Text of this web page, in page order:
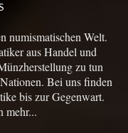
numismatischen Welt.
aus Handel und
zu tun
Bei uns finden
bis zur Gegenwart.
mehr...